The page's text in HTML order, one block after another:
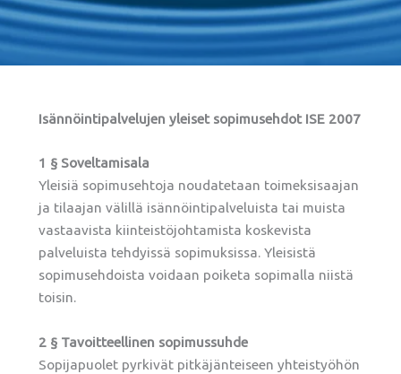
Isännöintipalvelujen yleiset sopimusehdot ISE 2007
1 § Soveltamisala
Yleisiä sopimusehtoja noudatetaan toimeksisaajan
ja tilaajan välillä isännöintipalveluista tai muista
vastaavista kiinteistöjohtamista koskevista
palveluista tehdyissä sopimuksissa. Yleisistä
sopimusehdoista voidaan poiketa sopimalla niistä
toisin.
2 § Tavoitteellinen sopimussuhde
Sopijapuolet pyrkivät pitkäjänteiseen yhteistyöhön